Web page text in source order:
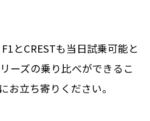
とCRESTも当日試乗可能と
ーズの乗り比べができるこ
お立ち寄りください。